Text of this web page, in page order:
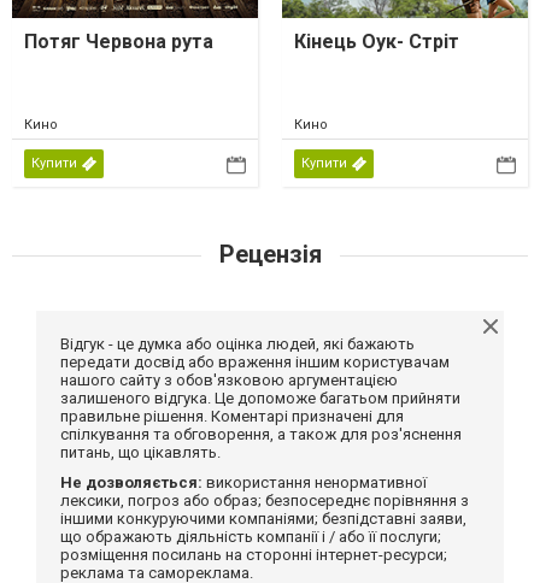
Потяг Червона рута
Кино
Купити
Кінець Оук- Стріт
Кино
Купити
Рецензія
Відгук - це думка або оцінка людей, які бажають
передати досвід або враження іншим користувачам
нашого сайту з обов'язковою аргументацією
залишеного відгука. Це допоможе багатьом прийняти
правильне рішення. Коментарі призначені для
спілкування та обговорення, а також для роз'яснення
питань, що цікавлять.
Не дозволяється: використання ненормативної
лексики, погроз або образ; безпосереднє порівняння з
іншими конкуруючими компаніями; безпідставні заяви,
що ображають діяльність компанії і / або її послуги;
розміщення посилань на сторонні інтернет-ресурси;
реклама та самореклама.